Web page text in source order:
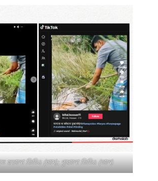
ছড়ানো ভিডিও (বামে); পুরোনো ভিডিও (ডানে)